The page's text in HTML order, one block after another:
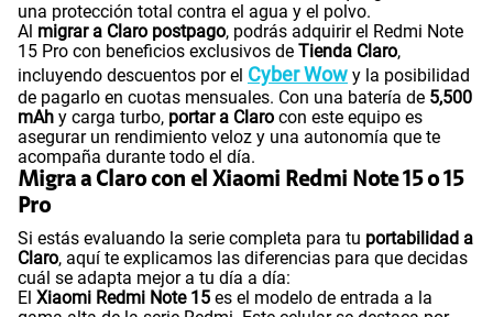
una protección total contra el agua y el polvo.
Al migrar a Claro postpago, podrás adquirir el Redmi Note
15 Pro con beneficios exclusivos de Tienda Claro,
incluyendo descuentos por el Cyber Wow y la posibilidad
de pagarlo en cuotas mensuales. Con una batería de 5,500
mAh y carga turbo, portar a Claro con este equipo es
asegurar un rendimiento veloz y una autonomía que te
acompaña durante todo el día.
Migra a Claro con el Xiaomi Redmi Note 15 o 15
Pro
Si estás evaluando la serie completa para tu portabilidad a
Claro, aquí te explicamos las diferencias para que decidas
cuál se adapta mejor a tu día a día:
El Xiaomi Redmi Note 15 es el modelo de entrada a la